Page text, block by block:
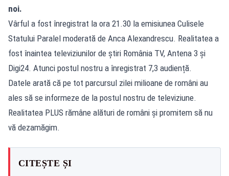
noi.
Vârful a fost înregistrat la ora 21.30 la emisiunea Culisele
Statului Paralel moderată de Anca Alexandrescu. Realitatea a
fost înaintea televiziunilor de știri România TV, Antena 3 și
Digi24. Atunci postul nostru a înregistrat 7,3 audiență.
Datele arată că pe tot parcursul zilei milioane de români au
ales să se informeze de la postul nostru de televiziune.
Realitatea PLUS rămâne alături de români și promitem să nu
vă dezamăgim.
CITEȘTE ȘI